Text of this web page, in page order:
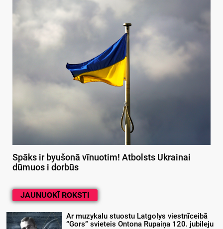
Spāks ir byušonā vīnuotim! Atbolsts Ukrainai
dūmuos i dorbūs
JAUNUOKĪ ROKSTI
Ar muzykalu stuostu Latgolys viestnīceibā
“Gors” svieteis Ontona Rupaiņa 120. jubileju